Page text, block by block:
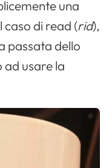
una
caso di read (rid),
passata dello
ad usare la